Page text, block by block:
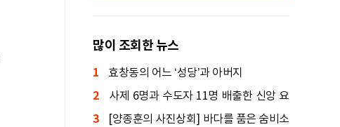
많이 조회한 뉴스
1 효창동의 어느 ‘성당’과 아버지
2
사제 6명과 수도자 11명 배출한 신앙 요
람
3
[양종훈의 사진상회] 바다를 품은 숨비소